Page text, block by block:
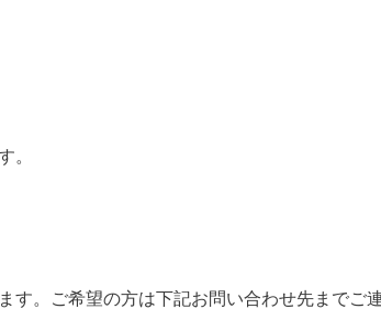
。
す。ご希望の方は下記お問い合わせ先までご